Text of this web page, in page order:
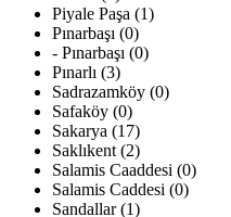
Piyale Paşa (1)
Pınarbaşı (0)
- Pınarbaşı (0)
Pınarlı (3)
Sadrazamköy (0)
Safaköy (0)
Sakarya (17)
Saklıkent (2)
Salamis Caaddesi (0)
Salamis Caddesi (0)
Sandallar (1)